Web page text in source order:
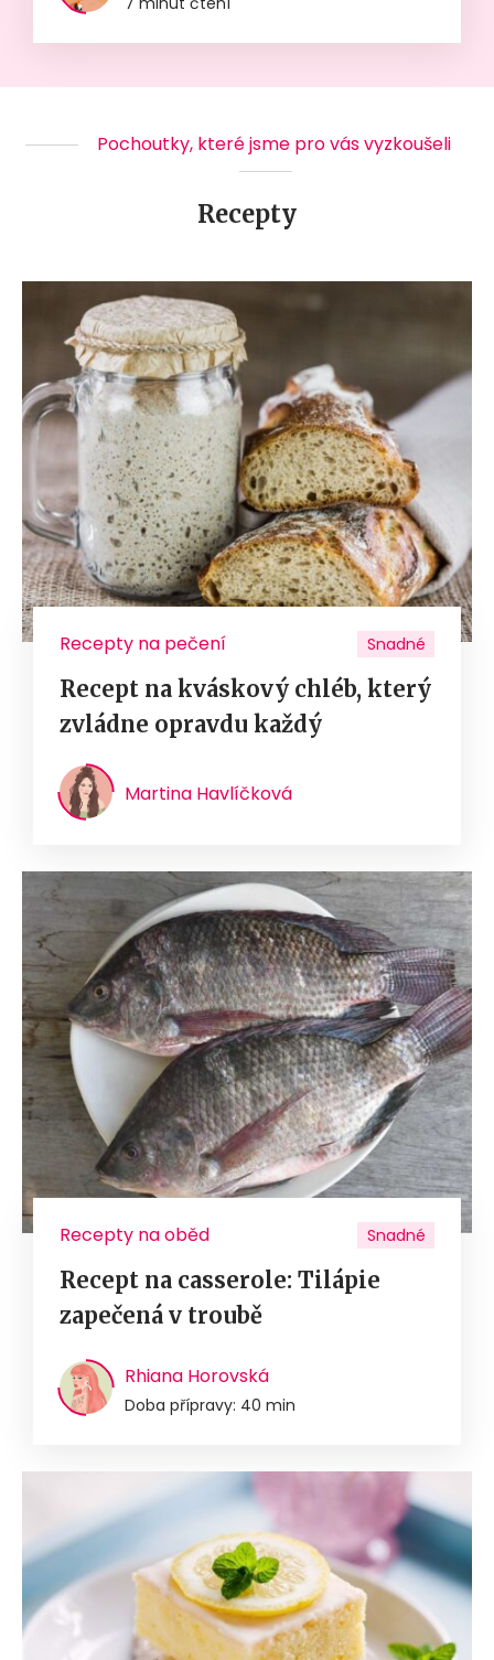
Pochoutky, které jsme pro vás vyzkoušeli
Recepty
Recepty na pečení Snadné
Recept na kváskový chléb, který
zvládne opravdu každý
Martina Havlíčková
Recepty na oběd Snadné
Recept na casserole: Tilápie
zapečená v troubě
Rhiana Horovská
Doba přípravy: 40 min